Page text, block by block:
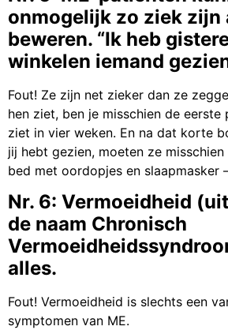
onmogelijk zo ziek zijn
beweren. “Ik heb
winkelen iemand
Fout! Ze zijn net zieker dan ze
hen ziet, ben je misschien de eerste
ziet in vier weken. En na dat korte
jij hebt gezien, moeten ze
bed met oordopjes en slaapmasker
Nr. 6: Vermoeidheid
de naam Chronisch
alles.
Fout! Vermoeidheid is slechts een
symptomen van ME.